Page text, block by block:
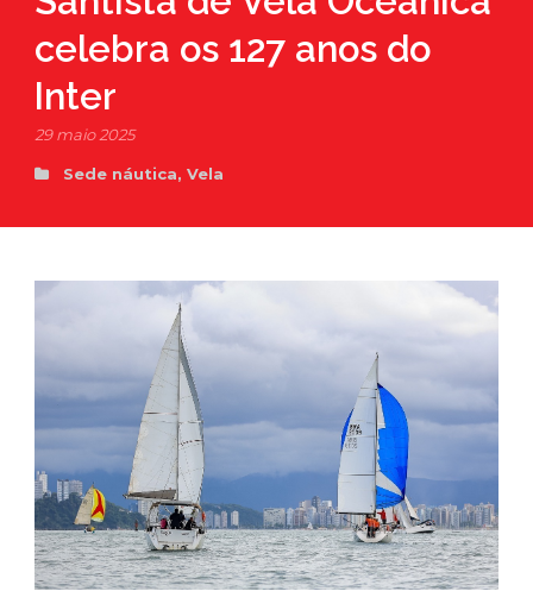
celebra os 127 anos do
Inter
29 maio 2025
Sede náutica, Vela